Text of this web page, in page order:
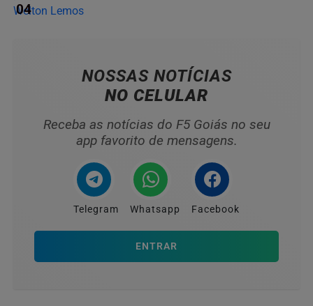
04
NOSSAS NOTÍCIAS
NO CELULAR
Receba as notícias do F5 Goiás no seu
app favorito de mensagens.
Telegram Whatsapp Facebook
ENTRAR